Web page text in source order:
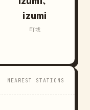
izumi
町域
NEAREST STATIONS